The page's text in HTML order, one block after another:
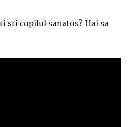
sti copilul sanatos? Hai sa